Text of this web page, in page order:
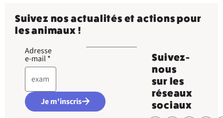
Suivez nos actualités et actions pour
les animaux !
Adresse
e-mail*
Je m'inscris
Suivez-
nous
sur les
réseaux
sociaux